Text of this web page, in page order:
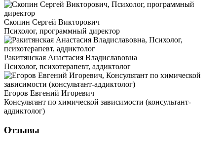
Скопин Сергей Викторович
Психолог, программный директор
Ракитянская Анастасия Владиславовна
Психолог, психотерапевт, аддиктолог
Егоров Евгений Игоревич
Консультант по химической зависимости (консультант-
аддиктолог)
Отзывы